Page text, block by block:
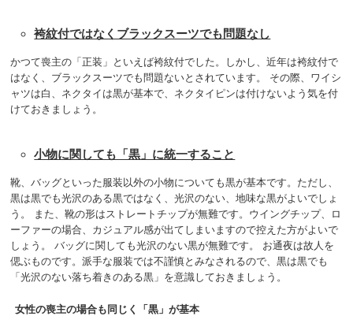
袴紋付ではなくブラックスーツでも問題なし
かつて喪主の「正装」といえば袴紋付でした。しかし、近年は袴紋付で
はなく、ブラックスーツでも問題ないとされています。 その際、ワイシ
ャツは白、ネクタイは黒が基本で、ネクタイピンは付けないよう気を付
けておきましょう。
小物に関しても「黒」に統一すること
靴、バッグといった服装以外の小物についても黒が基本です。ただし、
黒は黒でも光沢のある黒ではなく、光沢のない、地味な黒がよいでしょ
う。 また、靴の形はストレートチップが無難です。ウイングチップ、ロ
ーファーの場合、カジュアル感が出てしまいますので控えた方がよいで
しょう。 バッグに関しても光沢のない黒が無難です。 お通夜は故人を
偲ぶものです。派手な服装では不謹慎とみなされるので、黒は黒でも
「光沢のない落ち着きのある黒」を意識しておきましょう。
女性の喪主の場合も同じく「黒」が基本